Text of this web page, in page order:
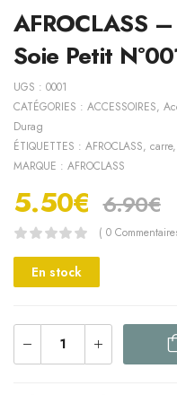
AFROCLASS
Soie Petit
UGS : 0001
CATÉGORIES : ACCESSOIRES,
Durag
ÉTIQUETTES : AFROCLASS, carre,
MARQUE : AFROCLASS
5.50€ 6.90€
( 0
En stock